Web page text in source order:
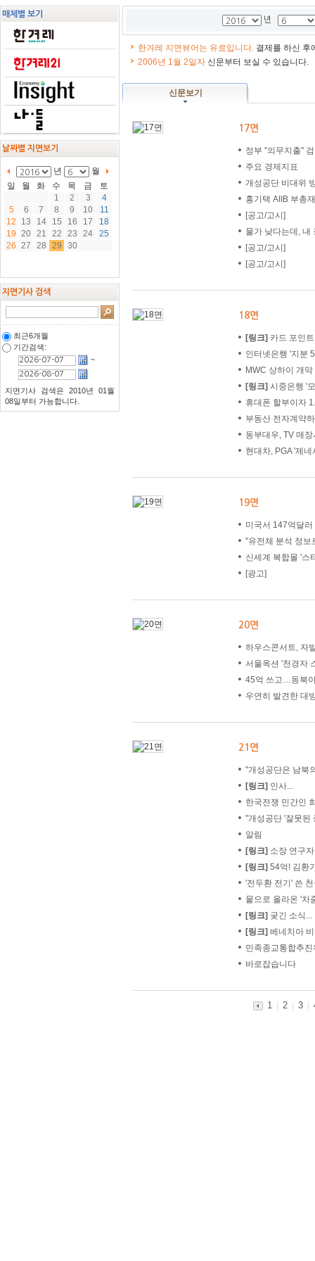
본
문
매체별 보기
날짜별 지면보기
년
월
일
월 화 수 목 금
토
1
2 3
4
5
6 7 8 9 10
11
12
13 14 15 16 17
18
19 20 21 22 23 24
25
26 27 28 29 30
지면기사 검색
최근6개월
기간검색:
~
지면기사 검색은 2010년 01월
08일부터 가능합니다.
본
문
년
한겨레 지면뷰어는 유료입니다. 결제를 하신 후
2006년 1월 2일자 신문부터 보실 수 있습니다.
신문보기
17면
정부 "의무지출"
주요 경제지표
개성공단 비대위
홍기택 AIIB 부총
[공고/고시]
물가 낮다는데, 내
[공고/고시]
[공고/고시]
18면
[링크] 카드 포인
인터넷은행 '지분
MWC 상하이 개막
[링크] 시중은행 '
휴대폰 할부이자
부동산 전자계약
동부대우, TV 매
현대차, PGA '제
19면
미국서 147억달
"유전체 분석 정보
신세계 복합몰 '스
[광고]
20면
하우스콘서트, 자
서울옥션 '천경자
45억 쓰고…동북
우연히 발견한 대
21면
"개성공단은 남북
[링크] 인사...
한국전쟁 민간인
"개성공단 '잘못된
알림
[링크] 소장 연구
[링크] 54억! 김환
'전두환 전기' 쓴
뭍으로 올라온 '차
[링크] 궂긴 소식...
[링크] 베네치아
민족종교통합추
바로잡습니다
1 2 3